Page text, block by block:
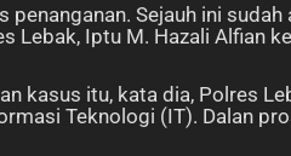
penanganan. Sejauh ini
Lebak, Iptu M. Hazali Alfian
kasus itu, kata dia, Polres
Teknologi (IT). Dalan